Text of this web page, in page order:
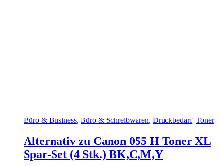
Büro & Business, Büro & Schreibwaren, Druckbedarf, Toner
Alternativ zu Canon 055 H Toner XL
Spar-Set (4 Stk.) BK,C,M,Y